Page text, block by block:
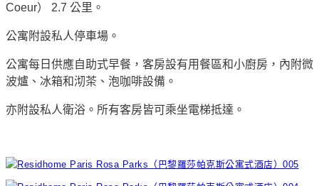
Coeur） 2.7 公里。
公寓附設私人停車場。
公寓每日供應自助式早餐，客房設有用餐區和小廚房，內附微
波爐、冰箱和沏茶、泡咖啡設備。
亦附設私人衛浴。所有客房皆可乘坐電梯抵達。